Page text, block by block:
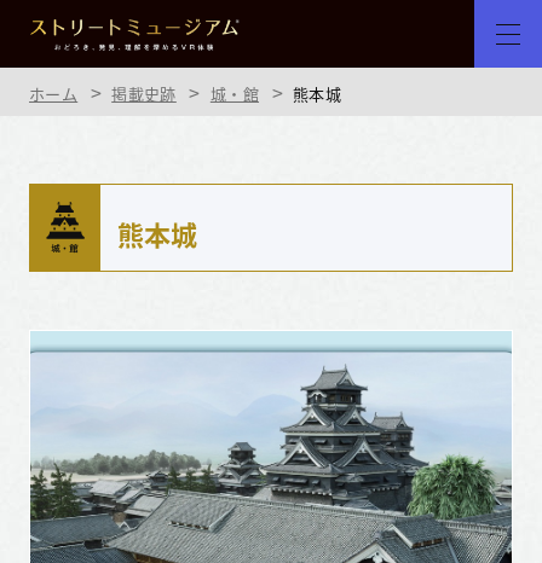
ホーム 掲載史跡 城・館 熊本城
熊本城